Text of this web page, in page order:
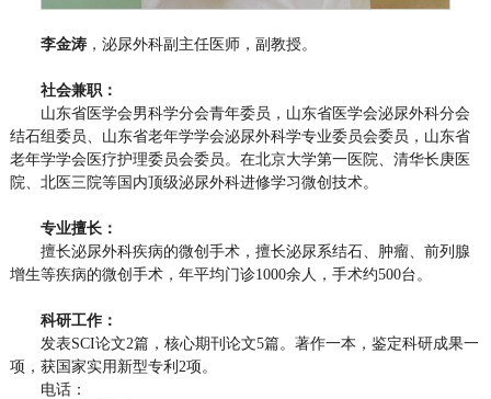
李金涛，泌尿外科副主任医师，副教授。
社会兼职：
山东省医学会男科学分会青年委员，山东省医学会泌尿外科分会
结石组委员、山东省老年学学会泌尿外科学专业委员会委员，山东省
老年学学会医疗护理委员会委员。在北京大学第一医院、清华长庚医
院、北医三院等国内顶级泌尿外科进修学习微创技术。
专业擅长：
擅长泌尿外科疾病的微创手术，擅长泌尿系结石、肿瘤、前列腺
增生等疾病的微创手术，年平均门诊1000余人，手术约500台。
科研工作：
发表SCI论文2篇，核心期刊论文5篇。著作一本，鉴定科研成果一
项，获国家实用新型专利2项。
电话：